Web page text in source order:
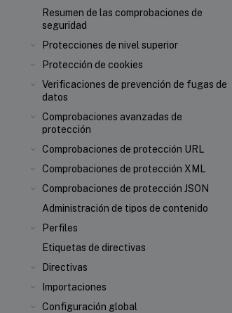
Resumen de las comprobaciones de
seguridad
Protecciones de nivel superior
Protección de cookies
Verificaciones de prevención de fugas de
datos
Comprobaciones avanzadas de
protección
Comprobaciones de protección URL
Comprobaciones de protección XML
Comprobaciones de protección JSON
Administración de tipos de contenido
Perfiles
Etiquetas de directivas
Directivas
Importaciones
Configuración global